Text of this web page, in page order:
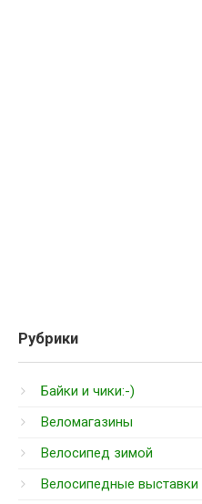
Рубрики
Байки и чики:-)
Веломагазины
Велосипед зимой
Велосипедные выставки